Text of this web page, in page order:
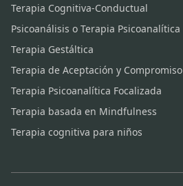
Terapia Cognitiva-Conductual
Psicoanálisis o Terapia Psicoanalítica
Terapia Gestáltica
Terapia de Aceptación y Compromiso
Terapia Psicoanalítica Focalizada
Terapia basada en Mindfulness
Terapia cognitiva para niños